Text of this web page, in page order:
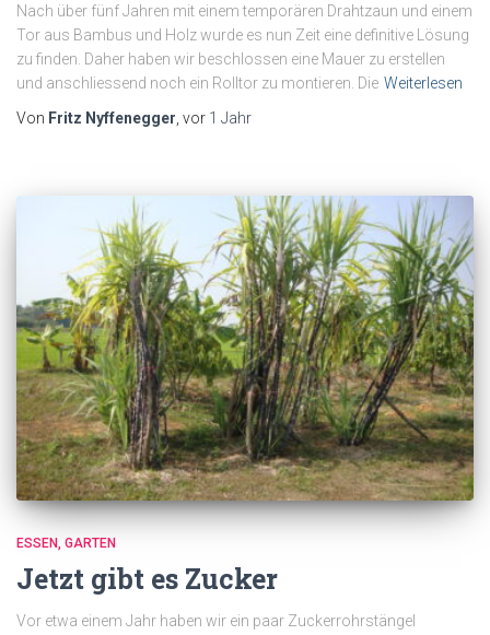
Nach über fünf Jahren mit einem temporären Drahtzaun und einem
Tor aus Bambus und Holz wurde es nun Zeit eine definitive Lösung
zu finden. Daher haben wir beschlossen eine Mauer zu erstellen
und anschliessend noch ein Rolltor zu montieren. Die Weiterlesen
Von Fritz Nyffenegger , vor 1 Jahr
ESSEN GARTEN
Jetzt gibt es Zucker
Vor etwa einem Jahr haben wir ein paar Zuckerrohrstängel